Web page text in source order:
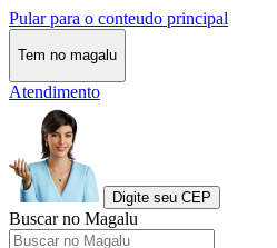
Pular para o conteudo principal
Tem no magalu
Atendimento
Digite seu CEP
Buscar no Magalu